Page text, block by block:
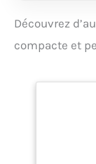
Découvrez
compacte et